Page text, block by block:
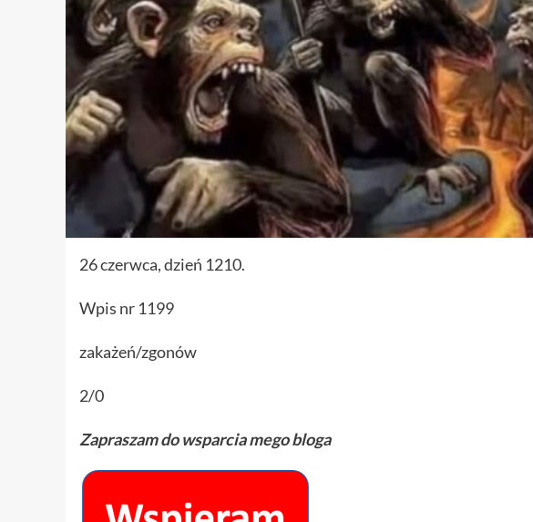
26 czerwca, dzień 1210.
Wpis nr 1199
zakażeń/zgonów
2/0
Zapraszam do wsparcia mego bloga